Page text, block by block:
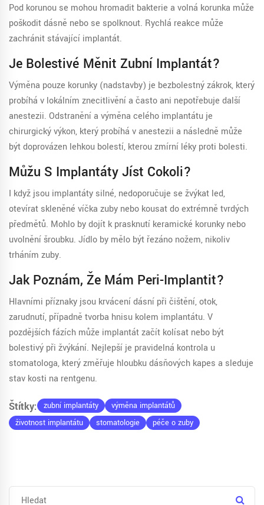
Pod korunou se mohou hromadit bakterie a volná korunka může
poškodit dásně nebo se spolknout. Rychlá reakce může
zachránit stávající implantát.
Je Bolestivé Měnit Zubní Implantát?
Výměna pouze korunky (nadstavby) je bezbolestný zákrok, který
probíhá v lokálním znecitlivění a často ani nepotřebuje další
anestezii. Odstranění a výměna celého implantátu je
chirurgický výkon, který probíhá v anestezii a následně může
být doprovázen lehkou bolestí, kterou zmírní léky proti bolesti.
Můžu S Implantáty Jíst Cokoli?
I když jsou implantáty silné, nedoporučuje se žvýkat led,
otevírat skleněné víčka zuby nebo kousat do extrémně tvrdých
předmětů. Mohlo by dojít k prasknutí keramické korunky nebo
uvolnění šroubku. Jídlo by mělo být řezáno nožem, nikoliv
trháním zuby.
Jak Poznám, Že Mám Peri-Implantit?
Hlavními příznaky jsou krvácení dásní při čištění, otok,
zarudnutí, případně tvorba hnisu kolem implantátu. V
pozdějších fázích může implantát začít kolísat nebo být
bolestivý při žvýkání. Nejlepší je pravidelná kontrola u
stomatologa, který změřuje hloubku dásňových kapes a sleduje
stav kosti na rentgenu.
Štítky: zubní implantáty
výměna implantátů
životnost implantátu
stomatologie péče o zuby